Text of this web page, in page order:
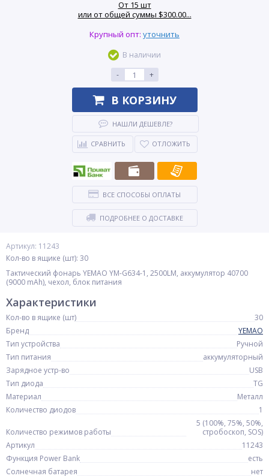
Артикул: 11243
Кол-во в ящике (шт): 30
Тактический фонарь YEMAO YM-G634-1, 2500LM, аккумулятор 40700
(9000 mAh), чехол, блок питания
От 15 шт
или от общей суммы $300.00...
Крупный опт: уточнить
В наличии
-
+
В КОРЗИНУ
НАШЛИ ДЕШЕВЛЕ?
СРАВНИТЬ ОТЛОЖИТЬ
ВСЕ СПОСОБЫ ОПЛАТЫ
ПОДРОБНЕЕ О ДОСТАВКЕ
Характеристики
Кол-во в ящике (шт)
30
Бренд
YEMAO
Тип устройства
Ручной
Тип питания
аккумуляторный
Зарядное устр-во
USB
Тип диода
TG
Материал
Металл
Количество диодов
1
Количество режимов работы
5 (100%, 75%, 50%,
стробоскоп, SOS)
Артикул
11243
Функция Power Bank
есть
Солнечная батарея
нет